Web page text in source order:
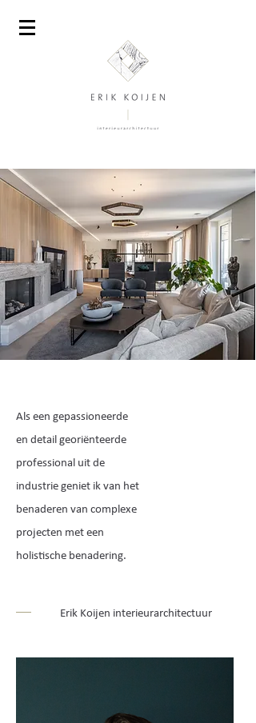
Als een gepassioneerde
en detail georiënteerde
professional uit de
industrie geniet ik van het
benaderen van complexe
projecten met een
holistische benadering.
Erik Koijen interieurarchitectuur